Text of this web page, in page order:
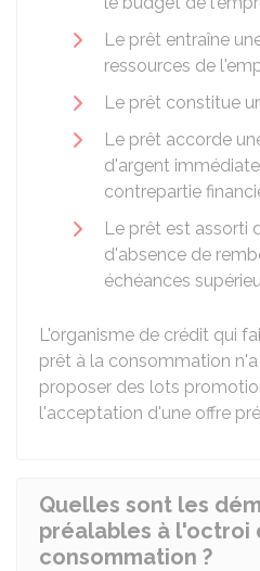
Le prêt entraîne
ressources de
Le prêt constitue
Le prêt accorde
d'argent
contrepartie
Le prêt est assorti
d'absence de
échéances
L'organisme de crédit qui
prêt à la consommation
proposer des lots
l'acceptation d'une offre
Quelles sont les
préalables à l'octroi
consommation ?